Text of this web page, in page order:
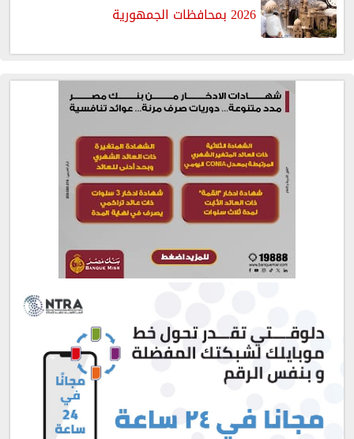
2026 بمحافظات الجمهورية